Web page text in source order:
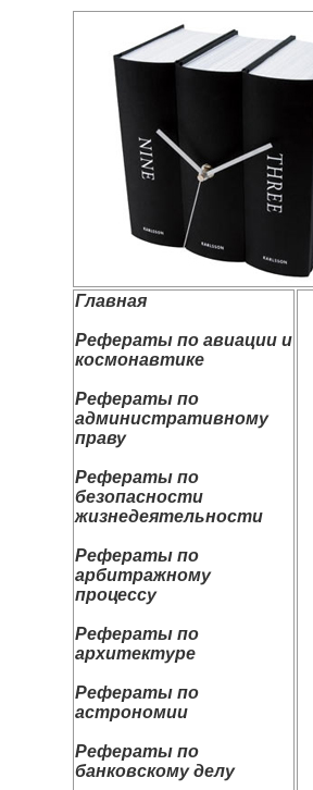
Главная
Рефераты по авиации и
космонавтике
Рефераты по
административному
праву
Рефераты по
безопасности
жизнедеятельности
Рефераты по
арбитражному
процессу
Рефераты по
архитектуре
Рефераты по
астрономии
Рефераты по
банковскому делу